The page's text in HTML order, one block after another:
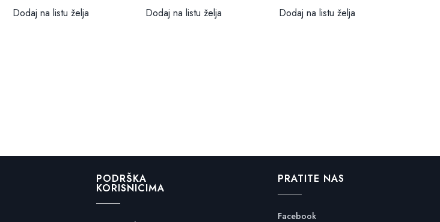
bila
Dodaj na listu želja
bila
Dodaj na listu želja
bila
Dodaj na listu želja
PODRŠKA
KORISNICIMA
PRATITE NAS
Facebook